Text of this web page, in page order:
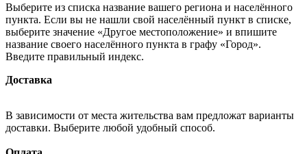
Выберите из списка название вашего региона и населённого
пункта. Если вы не нашли свой населённый пункт в списке,
выберите значение «Другое местоположение» и впишите
название своего населённого пункта в графу «Город».
Введите правильный индекс.
Доставка
В зависимости от места жительства вам предложат варианты
доставки. Выберите любой удобный способ.